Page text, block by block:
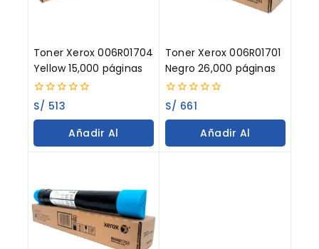
Toner Xerox 006R01704
Yellow 15,000 páginas
0
out
of
S/ 513
Añadir Al
Toner Xerox 006R01701
Negro 26,000 páginas
0
out
of
S/ 661
Añadir Al